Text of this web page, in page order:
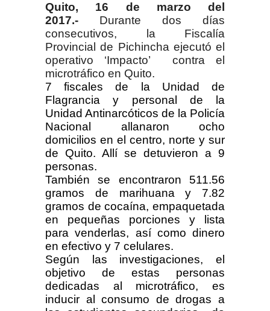
Quito, 16 de marzo del
2017.- Durante dos días
consecutivos, la Fiscalía
Provincial de Pichincha ejecutó el
operativo ‘Impacto’ contra el
microtráfico en Quito.
7 fiscales de la Unidad de
Flagrancia y personal de la
Unidad Antinarcóticos de la Policía
Nacional allanaron ocho
domicilios en el centro, norte y sur
de Quito. Allí se detuvieron a 9
personas.
También se encontraron 511.56
gramos de marihuana y 7.82
gramos de cocaína, empaquetada
en pequeñas porciones y lista
para venderlas, así como dinero
en efectivo y 7 celulares.
Según las investigaciones, el
objetivo de estas personas
dedicadas al microtráfico, es
inducir al consumo de drogas a